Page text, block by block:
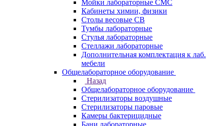
Мойки лабораторные СМС
Кабинеты химии, физики
Столы весовые СВ
Тумбы лабораторные
Стулья лабораторные
Стеллажи лабораторные
Дополнительная комплектация к лаб.
мебели
Общелабораторное оборудование
Назад
Общелабораторное оборудование
Стерилизаторы воздушные
Стерилизаторы паровые
Камеры бактерицидные
Бани лабораторные